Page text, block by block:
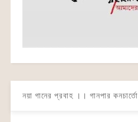
নয়া গানের প্রবাহ ।। গানপার কনচার্তো